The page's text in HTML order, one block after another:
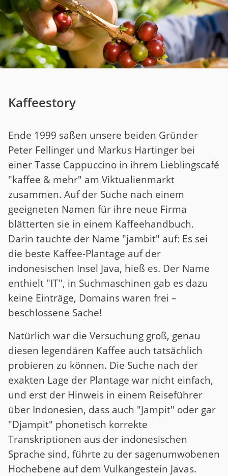
Kaffeestory
Ende 1999 saßen unsere beiden Gründer
Peter Fellinger und Markus Hartinger bei
einer Tasse Cappuccino in ihrem Lieblingscafé
"kaffee & mehr" am Viktualienmarkt
zusammen. Auf der Suche nach einem
geeigneten Namen für ihre neue Firma
blätterten sie in einem Kaffeehandbuch.
Darin tauchte der Name "jambit" auf: Es sei
die beste Kaffee-Plantage auf der
indonesischen Insel Java, hieß es. Der Name
enthielt "IT", in Suchmaschinen gab es dazu
keine Einträge, Domains waren frei –
beschlossene Sache!
Natürlich war die Versuchung groß, genau
diesen legendären Kaffee auch tatsächlich
probieren zu können. Die Suche nach der
exakten Lage der Plantage war nicht einfach,
und erst der Hinweis in einem Reiseführer
über Indonesien, dass auch "Jampit" oder gar
"Djampit" phonetisch korrekte
Transkriptionen aus der indonesischen
Sprache sind, führte zu der sagenumwobenen
Hochebene auf dem Vulkangestein Javas.